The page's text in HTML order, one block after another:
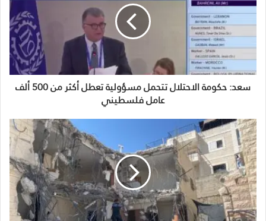
سعد: حكومة الاحتلال تتحمل مسؤولية تعطل أكثر من 500 ألف
عامل فلسطيني